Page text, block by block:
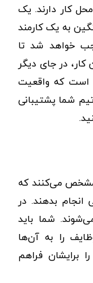
کار دارند. یک
به یک کارمند
خواهد شد تا
در جای دیگر
است که واقعیت
شما پشتیبانی
می‌کنند که
انجام بدهند. در
شما باید
را به آن‌ها
برایشان فراهم